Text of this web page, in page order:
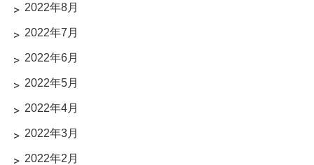
2022年8月
2022年7月
2022年6月
2022年5月
2022年4月
2022年3月
2022年2月